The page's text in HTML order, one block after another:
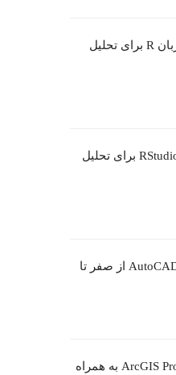
انجام پروژه با زبان R برای تحلیل
انجام پروژه با RStudio برای تحلیل
انجام پروژه با AutoCAD از صفر تا
انجام پروژه با ArcGIS Pro به همراه